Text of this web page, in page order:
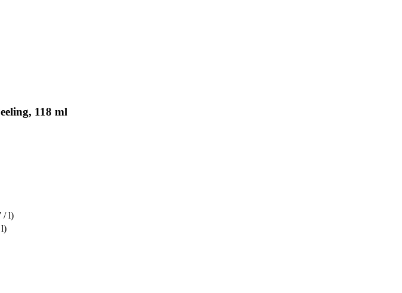
118 ml
/ l)
l)